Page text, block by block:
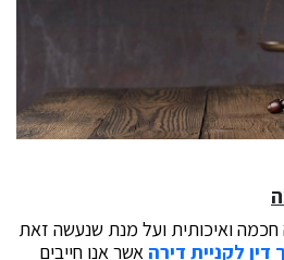
ואיכותית ועל מנת שנעשה זאת
דין לקניית דירהאשר אנו חייבים